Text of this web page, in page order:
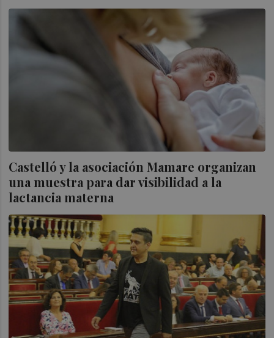
Castelló y la asociación Mamare organizan
una muestra para dar visibilidad a la
lactancia materna